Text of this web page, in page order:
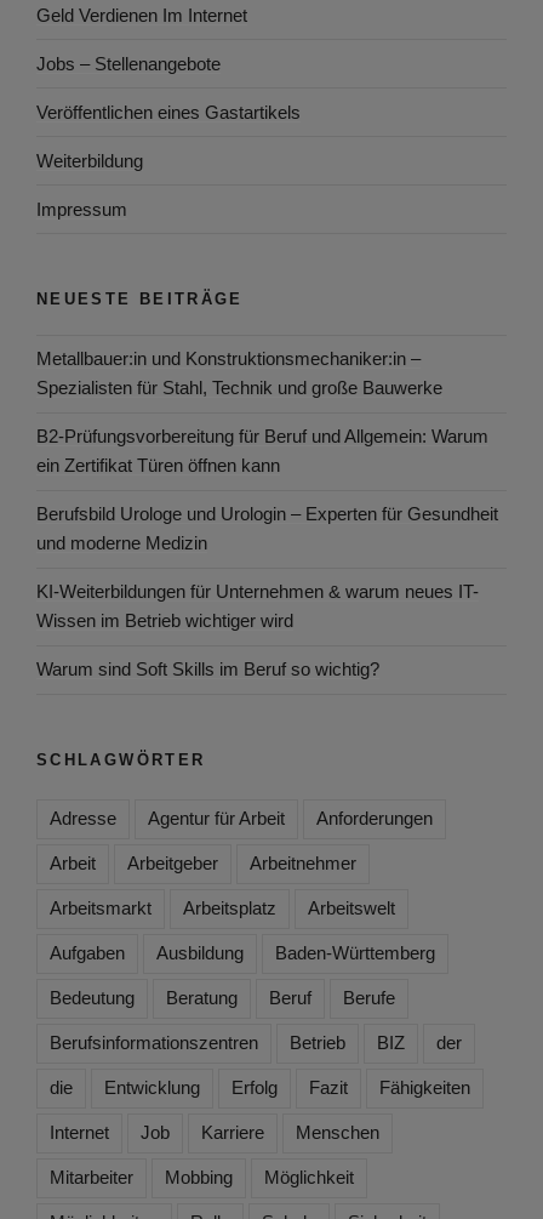
Geld Verdienen Im Internet
Jobs – Stellenangebote
Veröffentlichen eines Gastartikels
Weiterbildung
Impressum
NEUESTE BEITRÄGE
Metallbauer:in und Konstruktionsmechaniker:in –
Spezialisten für Stahl, Technik und große Bauwerke
B2-Prüfungsvorbereitung für Beruf und Allgemein: Warum
ein Zertifikat Türen öffnen kann
Berufsbild Urologe und Urologin – Experten für Gesundheit
und moderne Medizin
KI-Weiterbildungen für Unternehmen & warum neues IT-
Wissen im Betrieb wichtiger wird
Warum sind Soft Skills im Beruf so wichtig?
SCHLAGWÖRTER
Adresse Agentur für Arbeit Anforderungen
Arbeit Arbeitgeber Arbeitnehmer
Arbeitsmarkt Arbeitsplatz Arbeitswelt
Aufgaben Ausbildung Baden-Württemberg
Bedeutung Beratung Beruf Berufe
Berufsinformationszentren Betrieb BIZ der
die Entwicklung Erfolg Fazit Fähigkeiten
Internet Job Karriere Menschen
Mitarbeiter Mobbing Möglichkeit